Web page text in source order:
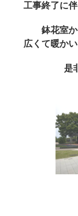
工事終了に
鉢花室
広くて暖か
是